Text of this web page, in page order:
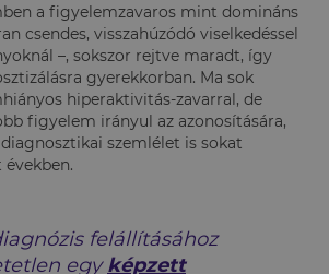
a figyelemzavaros mint domináns
csendes, visszahúzódó viselkedéssel
–, sokszor rejtve maradt, így
gyerekkorban. Ma sok
hiperaktivitás-zavarral, de
figyelem irányul az azonosítására,
szemlélet is sokat
felállításához
egyképzett